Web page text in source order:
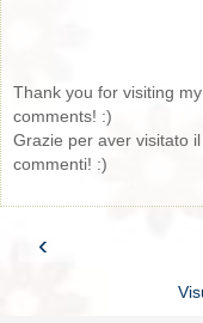
Thank you for visiting
comments! :)
Grazie per aver visitato
commenti! :)
‹